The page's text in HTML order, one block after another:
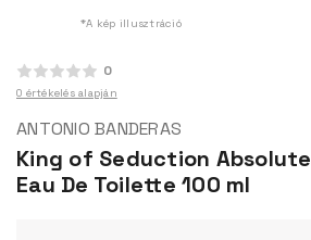
*A kép illusztráció
0
0 értékelés alapján
ANTONIO BANDERAS
King of Seduction Absolute
Eau De Toilette 100 ml